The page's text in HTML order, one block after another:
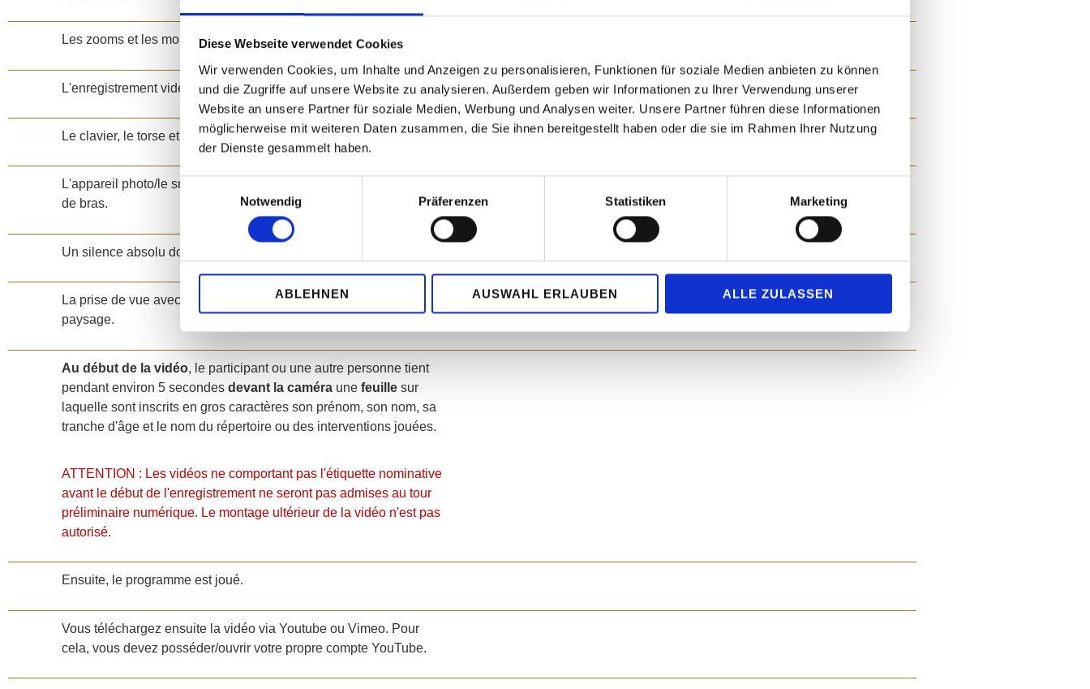
Diese Webseite verwendet Cookies
Wir verwenden Cookies, um Inhalte und Anzeigen zu personalisieren, Funktionen für soziale Medien anbieten zu können
und die Zugriffe auf unsere Website zu analysieren. Außerdem geben wir Informationen zu Ihrer Verwendung unserer
Website an unsere Partner für soziale Medien, Werbung und Analysen weiter. Unsere Partner führen diese Informationen
möglicherweise mit weiteren Daten zusammen, die Sie ihnen bereitgestellt haben oder die sie im Rahmen Ihrer Nutzung
der Dienste gesammelt haben.
Einwilligungsauswahl
Notwendig
Präferenzen Statistiken Marketing
ABLEHNEN AUSWAHL ERLAUBEN ALLE ZULASSEN
Les zooms et les mouvements de caméra ne sont pas autorisés.
L'enregistrement vidéo doit être effectué à une distance de 2 à 4 mètres de l'instrument.
Le clavier, le torse et les mains doivent être bien visibles.
L'appareil photo/le smartphone est immobile, ne filmez pas à bout
de bras.
Un silence absolu doit régner dans la salle d'enregistrement.
La prise de vue avec un smartphone ne peut se faire qu'en mode
paysage.
Au début de la vidéo, le participant ou une autre personne tient
pendant environ 5 secondes devant la caméra une feuille sur
laquelle sont inscrits en gros caractères son prénom, son nom, sa
tranche d'âge et le nom du répertoire ou des interventions jouées.
ATTENTION : Les vidéos ne comportant pas l'étiquette nominative
avant le début de l'enregistrement ne seront pas admises au tour
préliminaire numérique. Le montage ultérieur de la vidéo n'est pas
autorisé.
Ensuite, le programme est joué.
Vous téléchargez ensuite la vidéo via Youtube ou Vimeo. Pour
cela, vous devez posséder/ouvrir votre propre compte YouTube.